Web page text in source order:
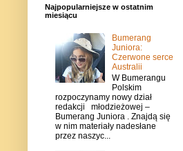
Najpopularniejsze w ostatnim
miesiącu
Bumerang
Juniora:
Czerwone serce
Australii
W Bumerangu
Polskim
rozpoczynamy nowy dział
redakcji młodzieżowej –
Bumerang Juniora . Znajdą się
w nim materiały nadesłane
przez naszyc...